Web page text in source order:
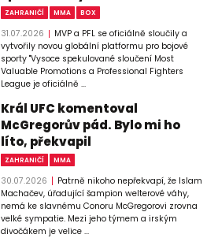
ZAHRANIČÍ MMA BOX
31.07.2026
MVP a PFL se oficiálně sloučily a
vytvořily novou globální platformu pro bojové
sporty "Vysoce spekulované sloučení Most
Valuable Promotions a Professional Fighters
League je oficiálně ...
Král UFC komentoval
McGregorův pád. Bylo mi ho
líto, překvapil
ZAHRANIČÍ MMA
30.07.2026
Patrně nikoho nepřekvapí, že Islam
Machačev, úřadující šampion welterové váhy,
nemá ke slavnému Conoru McGregorovi zrovna
velké sympatie. Mezi jeho týmem a irským
divočákem je velice ...